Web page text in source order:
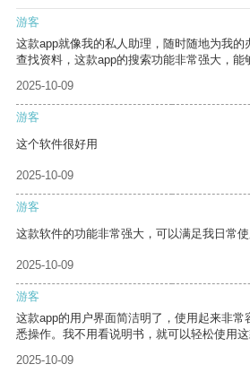
游客
这款app就像我的私人助理，随时随地为我
查找资料，这款app的搜索功能非常强大，能
2025-10-09
游客
这个软件很好用
2025-10-09
游客
这款软件的功能非常强大，可以满足我日常使
2025-10-09
游客
这款app的用户界面简洁明了，使用起来非
悉操作。我不用看说明书，就可以轻松使用这
2025-10-09